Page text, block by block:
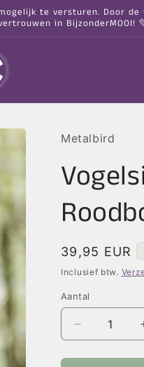
te versturen. Door
in BijzonderMOOI!
Metalbird
Normale
prijs
39,95 EUR
Inclusief btw.
Aantal
Aantal
verlagen
voor